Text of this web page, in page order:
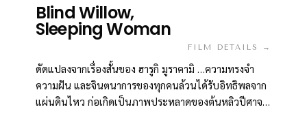
Blind Willow,
Sleeping Woman
FILM DETAILS →
ดัดแปลงจากเรื่องสั้นของ ฮารูกิ มูราคามิ …ความทรงจำ
ความฝัน และจินตนาการของทุกคนล้วนได้รับอิทธิพลจาก
แผ่นดินไหว ก่อเกิดเป็นภาพประหลาดของต้นหลิวปีศาจ